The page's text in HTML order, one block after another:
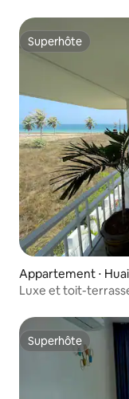
Superhôte
Superhôte
Appartement ⋅
Luxe et toit-
Superhôte
Superhôte